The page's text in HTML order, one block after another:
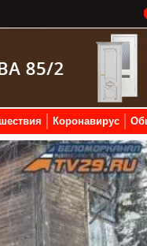
Коронавирус